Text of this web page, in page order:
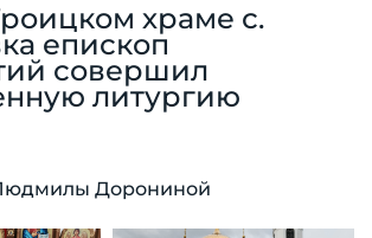
храме с.
епископ
совершил
литургию
Дорониной